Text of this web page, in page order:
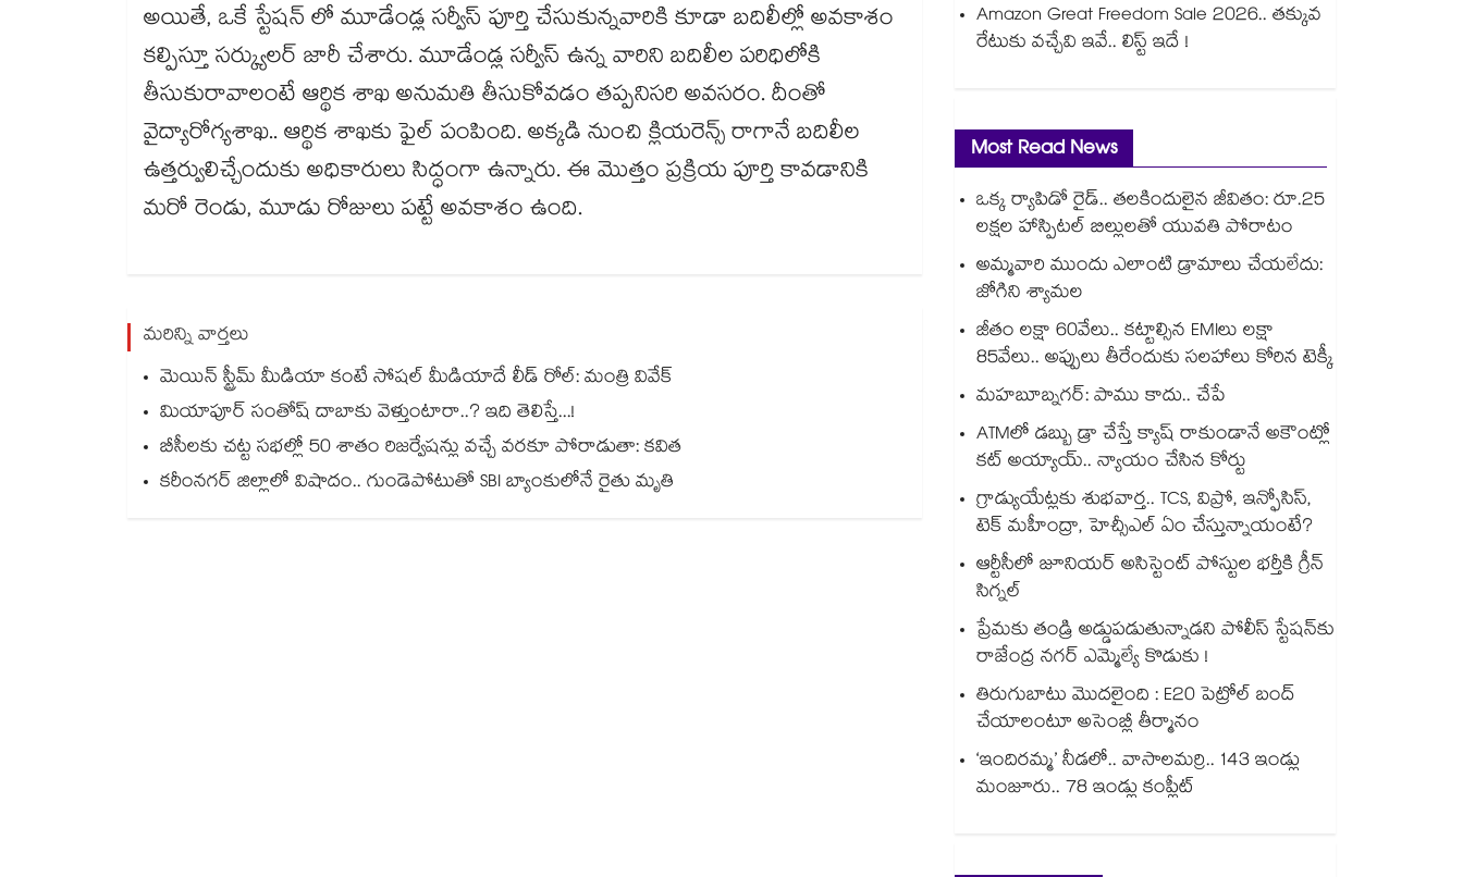
అయితే, ఒకే స్టేషన్‌‌ లో మూడేండ్ల సర్వీస్ పూర్తి చేసుకున్నవారికి కూడా బదిలీల్లో అవకాశం
కల్పిస్తూ సర్క్యులర్ జారీ చేశారు. మూడేండ్ల సర్వీస్ ఉన్న వారిని బదిలీల పరిధిలోకి
తీసుకురావాలంటే ఆర్థిక శాఖ అనుమతి తీసుకోవడం తప్పనిసరి అవసరం. దీంతో
వైద్యారోగ్యశాఖ.. ఆర్థిక శాఖకు ఫైల్ పంపింది. అక్కడి నుంచి క్లియరెన్స్ రాగానే బదిలీల
ఉత్తర్వులిచ్చేందుకు అధికారులు సిద్ధంగా ఉన్నారు. ఈ మొత్తం ప్రక్రియ పూర్తి కావడానికి
మరో రెండు, మూడు రోజులు పట్టే అవకాశం ఉంది.
మరిన్ని వార్తలు
మెయిన్ స్ట్రీమ్ మీడియా కంటే సోషల్ మీడియాదే లీడ్ రోల్: మంత్రి వివేక్
మియాపూర్ సంతోష్ దాబాకు వెళ్తుంటారా..? ఇది తెలిస్తే...!
బీసీలకు చట్ట సభల్లో 50 శాతం రిజర్వేషన్లు వచ్చే వరకూ పోరాడుతా: కవిత
కరీంనగర్ జిల్లాలో విషాదం.. గుండెపోటుతో SBI బ్యాంకులోనే రైతు మృతి
Amazon Great Freedom Sale 2026.. తక్కువ
రేటుకు వచ్చేవి ఇవే.. లిస్ట్ ఇదే !
Most Read News
ఒక్క ర్యాపిడో రైడ్.. తలకిందులైన జీవితం: రూ.25
లక్షల హాస్పిటల్ బిల్లులతో యువతి పోరాటం
అమ్మవారి ముందు ఎలాంటి డ్రామాలు చేయలేదు:
జోగిని శ్యామల
జీతం లక్షా 60వేలు.. కట్టాల్సిన EMIలు లక్షా
85వేలు.. అప్పులు తీరేందుకు సలహాలు కోరిన టెక్కీ
మహబూబ్నగర్: పాము కాదు.. చేపే
ATMలో డబ్బు డ్రా చేస్తే క్యాష్ రాకుండానే అకౌంట్లో
కట్ అయ్యాయ్.. న్యాయం చేసిన కోర్టు
గ్రాడ్యుయేట్లకు శుభవార్త.. TCS, విప్రో, ఇన్ఫోసిస్,
టెక్ మహీంద్రా, హెచ్సీఎల్ ఏం చేస్తున్నాయంటే?
ఆర్టీసీలో జూనియర్ అసిస్టెంట్‌‌ పోస్టుల భర్తీకి గ్రీన్‌‌
సిగ్నల్
ప్రేమకు తండ్రి అడ్డుపడుతున్నాడని పోలీస్ స్టేషన్⁪కు
రాజేంద్ర నగర్ ఎమ్మెల్యే కొడుకు !
తిరుగుబాటు మొదలైంది : E20 పెట్రోల్ బంద్
చేయాలంటూ అసెంబ్లీ తీర్మానం
‘ఇందిరమ్మ’ నీడలో.. వాసాలమర్రి.. 143 ఇండ్లు
మంజూరు.. 78 ఇండ్లు కంప్లీట్